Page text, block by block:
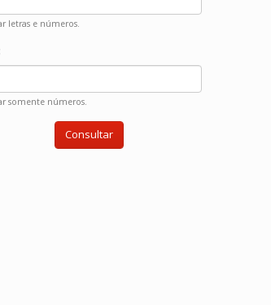
letras e números.
somente números.